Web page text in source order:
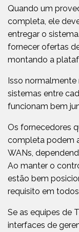
Quando um
completa, ele
entregar o
fornecer ofertas
montando a
Isso
sistemas entre
funcionam bem
Os fornecedores
completa podem
WANs,
Ao manter o
estão bem
requisito em
Se as equipes de
interfaces de